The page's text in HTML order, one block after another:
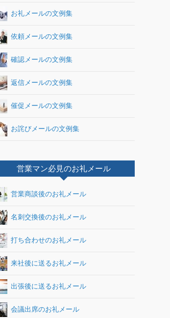
お礼メールの文例集
依頼メールの文例集
確認メールの文例集
返信メールの文例集
催促メールの文例集
お詫びメールの文例集
営業マン必見のお礼メール
営業商談後のお礼メール
名刺交換後のお礼メール
打ち合わせのお礼メール
来社後に送るお礼メール
出張後に送るお礼メール
会議出席のお礼メール